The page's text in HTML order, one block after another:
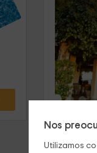
Nos
Utilizamos
‹